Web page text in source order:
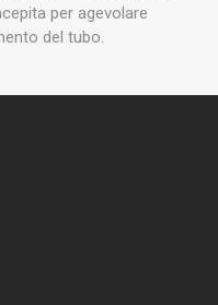
per agevolare
del tubo.